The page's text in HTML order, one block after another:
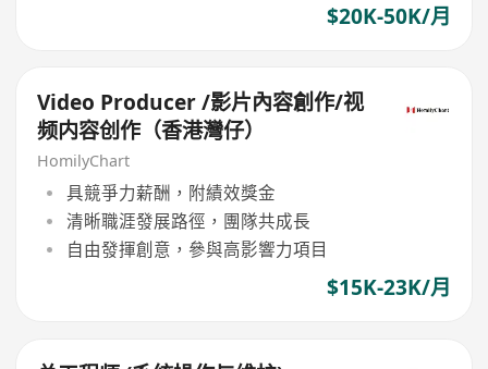
$20K-50K/月
Video Producer /影片內容創作/视
频内容创作（香港灣仔）
HomilyChart
具競爭力薪酬，附績效獎金
清晰職涯發展路徑，團隊共成長
自由發揮創意，參與高影響力項目
$15K-23K/月